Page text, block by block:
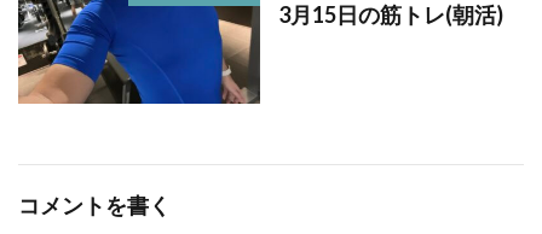
3月15日の筋トレ(朝活)
コメントを書く